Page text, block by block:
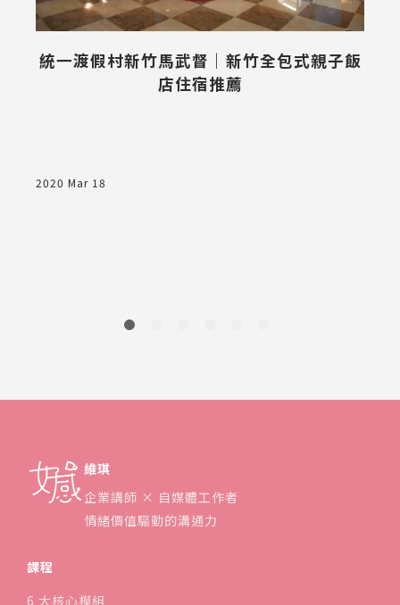
統一渡假村新竹馬武督｜新竹全包式親子飯
店住宿推薦
2020 Mar 18
維琪
企業講師 × 自媒體工作者
情緒價值驅動的溝通力
課程
6 大核心模組